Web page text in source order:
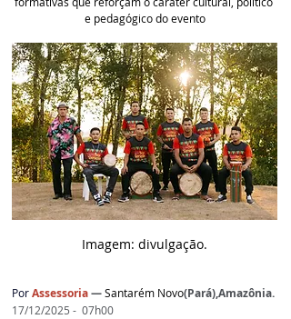
e pedagógico do evento
Imagem: divulgação.
Por Assessoria — Santarém Novo(Pará),Amazônia.
17/12/2025 -  07h00